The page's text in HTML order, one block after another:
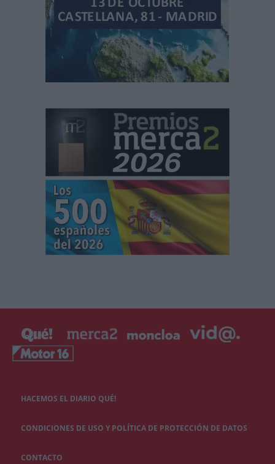
HACEMOS EL DIARIO QUÉ!
CONDICIONES DE USO Y POLÍTICA DE PROTECCIÓN DE DATOS
CONTACTO